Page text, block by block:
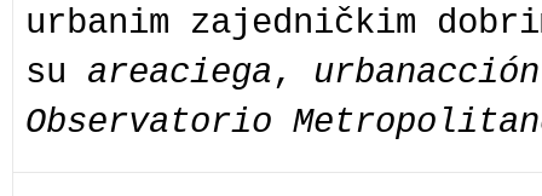
urbanim zajedničkim
su areaciega, urbanacción
Observatorio